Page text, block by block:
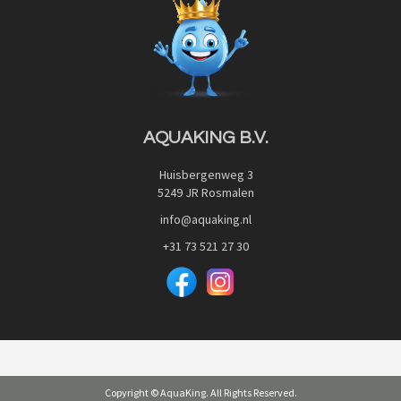
Privacy Policy
Veilig betalen met:
Advies
Red Label Filter Series
Nishikigoi-Ô
JPD Japan Pet Design
AQUAKING B.V.
Huisbergenweg 3
5249 JR Rosmalen
info@aquaking.nl
+31 73 521 27 30
Copyright © AquaKing. All Rights Reserved.